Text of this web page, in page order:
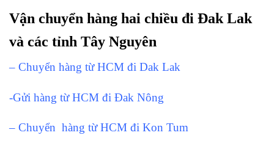
Vận chuyển hàng hai chiều đi Đak Lak
và các tỉnh Tây Nguyên
– Chuyển hàng từ HCM đi Dak Lak
-Gửi hàng từ HCM đi Đak Nông
– Chuyển hàng từ HCM đi Kon Tum